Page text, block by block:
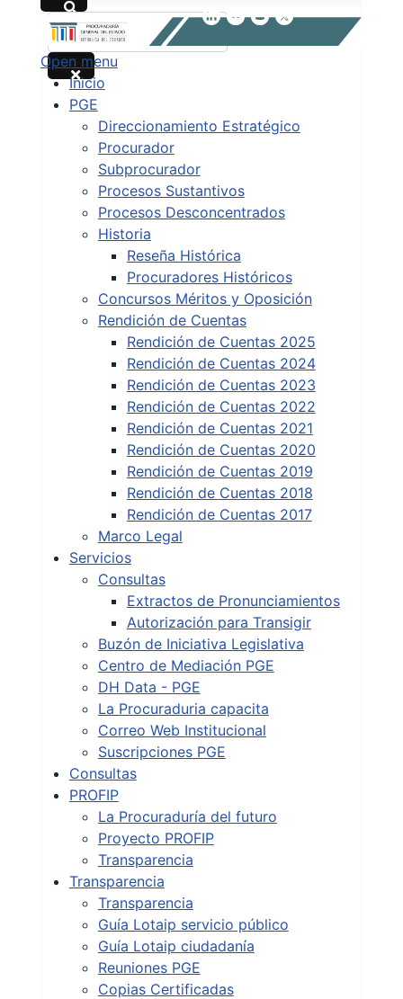
Buscar
Type 2 or more characters for results.
Open menu
Inicio
PGE
Direccionamiento Estratégico
Procurador
Subprocurador
Procesos Sustantivos
Procesos Desconcentrados
Historia
Reseña Histórica
Procuradores Históricos
Concursos Méritos y Oposición
Rendición de Cuentas
Rendición de Cuentas 2025
Rendición de Cuentas 2024
Rendición de Cuentas 2023
Rendición de Cuentas 2022
Rendición de Cuentas 2021
Rendición de Cuentas 2020
Rendición de Cuentas 2019
Rendición de Cuentas 2018
Rendición de Cuentas 2017
Marco Legal
Servicios
Consultas
Extractos de Pronunciamientos
Autorización para Transigir
Buzón de Iniciativa Legislativa
Centro de Mediación PGE
DH Data - PGE
La Procuraduria capacita
Correo Web Institucional
Suscripciones PGE
Consultas
PROFIP
La Procuraduría del futuro
Proyecto PROFIP
Transparencia
Transparencia
Transparencia
Guía Lotaip servicio público
Guía Lotaip ciudadanía
Reuniones PGE
Copias Certificadas